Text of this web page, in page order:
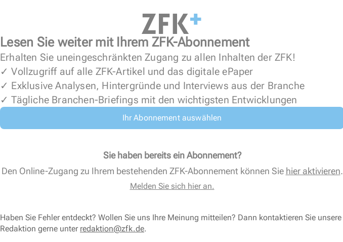
Lesen Sie weiter mit Ihrem ZFK-Abonnement
Erhalten Sie uneingeschränkten Zugang zu allen Inhalten der ZFK!
✓ Vollzugriff auf alle ZFK-Artikel und das digitale ePaper
✓ Exklusive Analysen, Hintergründe und Interviews aus der Branche
✓ Tägliche Branchen-Briefings mit den wichtigsten Entwicklungen
Ihr Abonnement auswählen
Sie haben bereits ein Abonnement?
Den Online-Zugang zu Ihrem bestehenden ZFK-Abonnement können Sie hier aktivieren.
Melden Sie sich hier an.
Haben Sie Fehler entdeckt? Wollen Sie uns Ihre Meinung mitteilen? Dann kontaktieren Sie unsere
Redaktion gerne unter redaktion@zfk.de.